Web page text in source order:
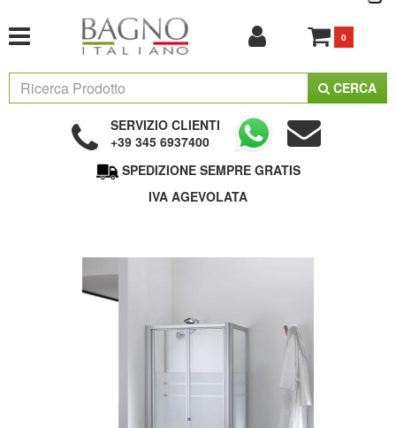
0
CERCA
SERVIZIO CLIENTI
+39 345 6937400
SPEDIZIONE SEMPRE GRATIS
IVA AGEVOLATA